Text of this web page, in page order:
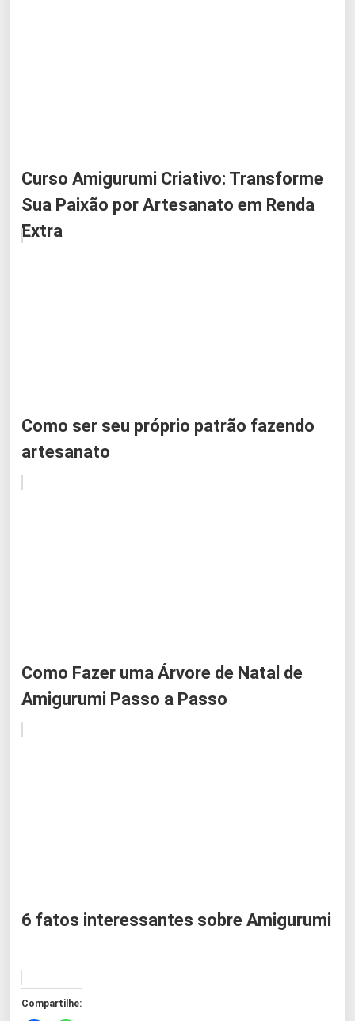
Curso Amigurumi Criativo: Transforme
Sua Paixão por Artesanato em Renda
Extra
Como ser seu próprio patrão fazendo
artesanato
Como Fazer uma Árvore de Natal de
Amigurumi Passo a Passo
6 fatos interessantes sobre Amigurumi
Compartilhe: